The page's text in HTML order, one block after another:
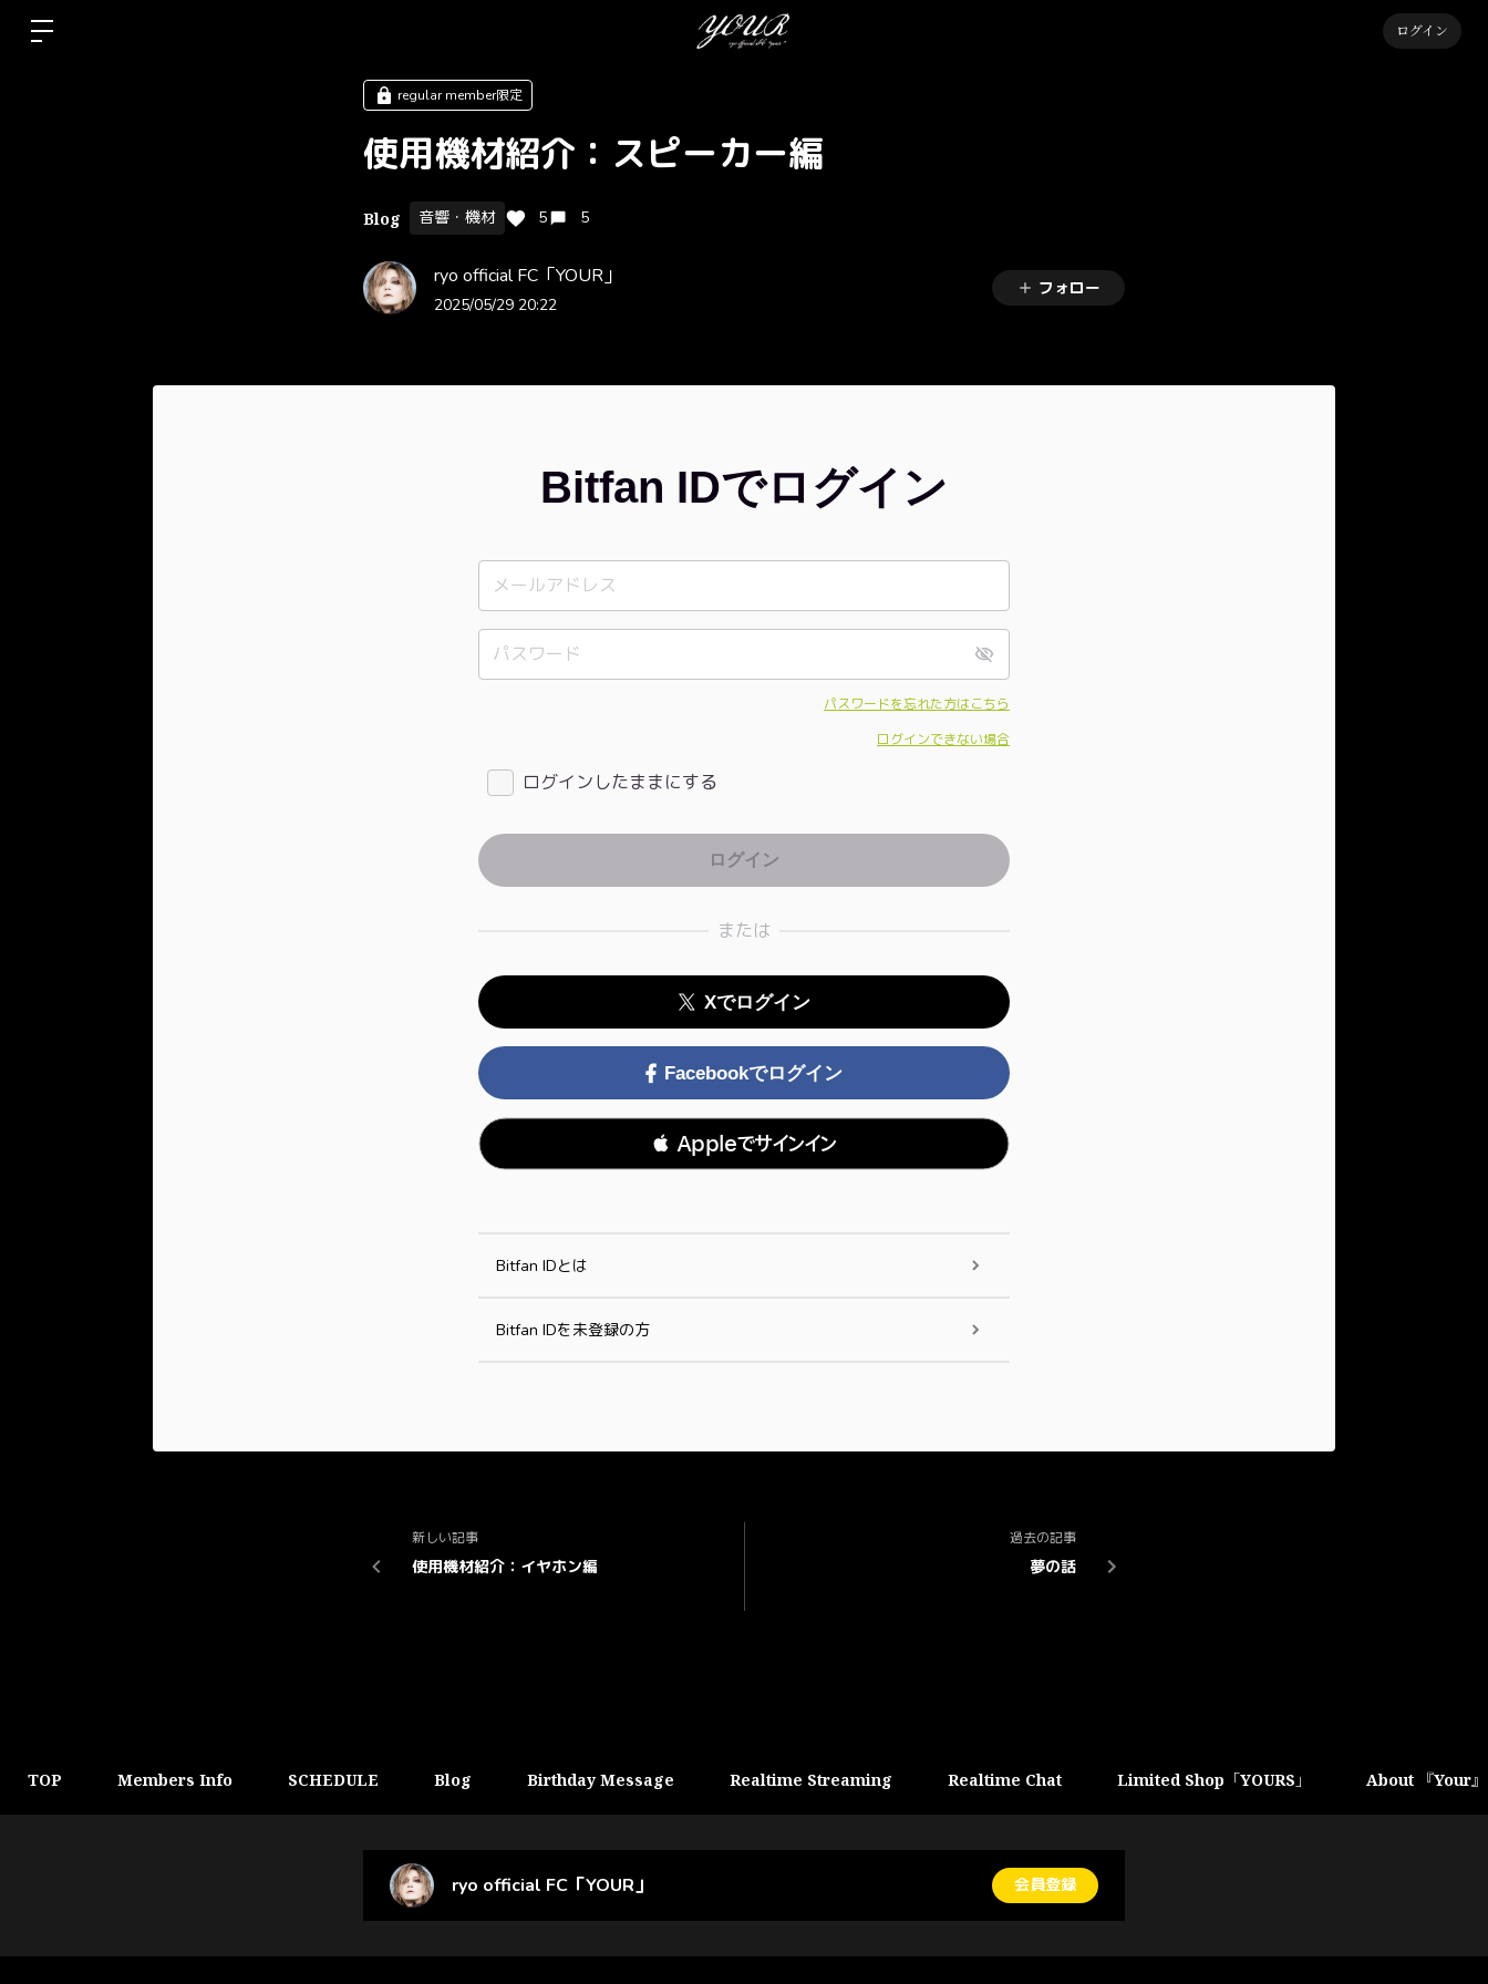
ログイン
regular member限定
使用機材紹介：スピーカー編
Blog 音響・機材 5 5
ryo official FC「YOUR」
2025/05/29 20:22
フォロー
Bitfan IDでログイン
パスワードを忘れた方はこちら
ログインできない場合
ログインしたままにする
または
Xでログイン
Facebookでログイン
 Appleでサインイン
Bitfan IDとは
Bitfan IDを未登録の方
新しい記事
使用機材紹介：イヤホン編
過去の記事
夢の話
TOP Members Info SCHEDULE Blog Birthday Message Realtime Streaming Realtime Chat Limited Shop「YOURS」 About 『Your』
ryo official FC「YOUR」 会員登録